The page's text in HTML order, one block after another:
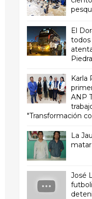
El
todos
Piedra
Karla
ANP
"Transformación
La
José